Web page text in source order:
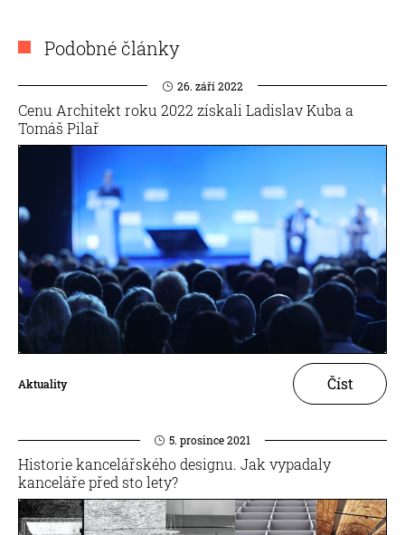
Podobné články
26. září 2022
Cenu Architekt roku 2022 získali Ladislav Kuba a
Tomáš Pilař
Aktuality Číst
5. prosince 2021
Historie kancelářského designu. Jak vypadaly
kanceláře před sto lety?